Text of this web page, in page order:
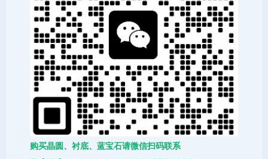
购买晶圆、衬底、蓝宝石请微信扫码联系